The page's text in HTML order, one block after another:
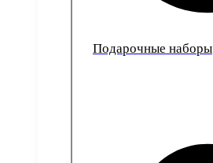
Подарочные наборы